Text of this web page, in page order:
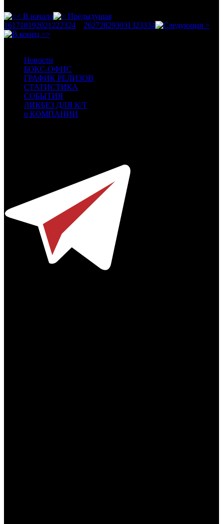
161718192021 222324 262728293031323334
Новости
БОКС-ОФИС
ГРАФИК РЕЛИЗОВ
СТАТИСТИКА
СОБЫТИЯ
ЛИКБЕЗ ДЛЯ К/Т
о КОМПАНИИ